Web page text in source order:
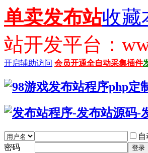
单卖发布站收藏
站开发平台：
开启辅助访问 会员开通全自动采集插件
密码
登录